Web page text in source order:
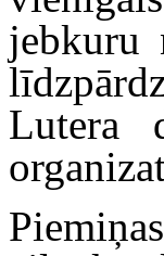
jebkuru
Lutera